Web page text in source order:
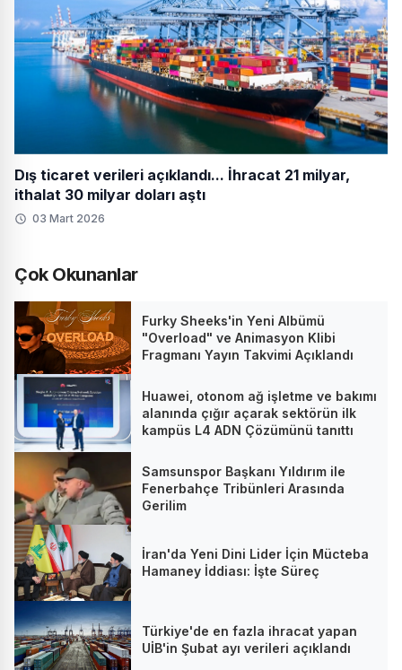
Dış ticaret verileri açıklandı... İhracat 21 milyar,
ithalat 30 milyar doları aştı
03 Mart 2026
Çok Okunanlar
Furky Sheeks'in Yeni Albümü
"Overload" ve Animasyon Klibi
Fragmanı Yayın Takvimi Açıklandı
Huawei, otonom ağ işletme ve bakımı
alanında çığır açarak sektörün ilk
kampüs L4 ADN Çözümünü tanıttı
Samsunspor Başkanı Yıldırım ile
Fenerbahçe Tribünleri Arasında
Gerilim
İran'da Yeni Dini Lider İçin Mücteba
Hamaney İddiası: İşte Süreç
Türkiye'de en fazla ihracat yapan
UİB'in Şubat ayı verileri açıklandı